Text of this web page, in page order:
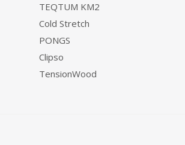
TEQTUM KM2
Cold Stretch
PONGS
Clipso
TensionWood